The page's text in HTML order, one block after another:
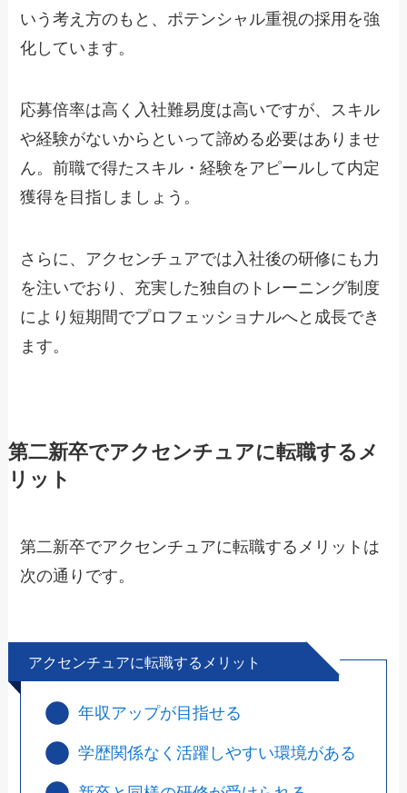
いう考え方のもと、ポテンシャル重視の採用を強
化しています。
応募倍率は高く入社難易度は高いですが、スキル
や経験がないからといって諦める必要はありませ
ん。前職で得たスキル・経験をアピールして内定
獲得を目指しましょう。
さらに、アクセンチュアでは入社後の研修にも力
を注いでおり、充実した独自のトレーニング制度
により短期間でプロフェッショナルへと成長でき
ます。
第二新卒でアクセンチュアに転職するメ
リット
第二新卒でアクセンチュアに転職するメリットは
次の通りです。
アクセンチュアに転職するメリット
年収アップが目指せる
学歴関係なく活躍しやすい環境がある